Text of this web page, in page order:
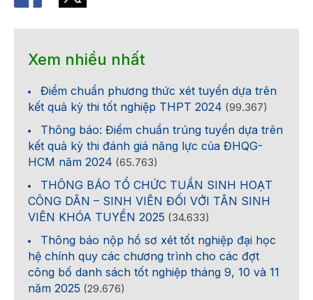
Xem nhiều nhất
Điểm chuẩn phương thức xét tuyển dựa trên
kết quả kỳ thi tốt nghiệp THPT 2024 (99.367)
Thông báo: Điểm chuẩn trúng tuyển dựa trên
kết quả kỳ thi đánh giá năng lực của ĐHQG-
HCM năm 2024 (65.763)
THÔNG BÁO TỔ CHỨC TUẦN SINH HOẠT
CÔNG DÂN – SINH VIÊN ĐỐI VỚI TÂN SINH
VIÊN KHÓA TUYỂN 2025 (34.633)
Thông báo nộp hồ sơ xét tốt nghiệp đại học
hệ chính quy các chương trình cho các đợt
công bố danh sách tốt nghiệp tháng 9, 10 và 11
năm 2025 (29.676)